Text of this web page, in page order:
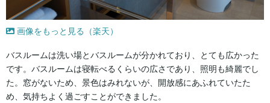
画像をもっと見る（楽天）
バスルームは洗い場とバスルームが分かれており、とても広かった
です。バスルームは寝転べるくらいの広さであり、照明も綺麗でし
た。窓がないため、景色はみれないが、開放感にあふれていたた
め、気持ちよく過ごすことができました。